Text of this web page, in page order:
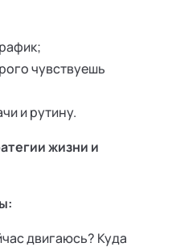
чувствуешь
и рутину.
жизни и
двигаюсь? Куда